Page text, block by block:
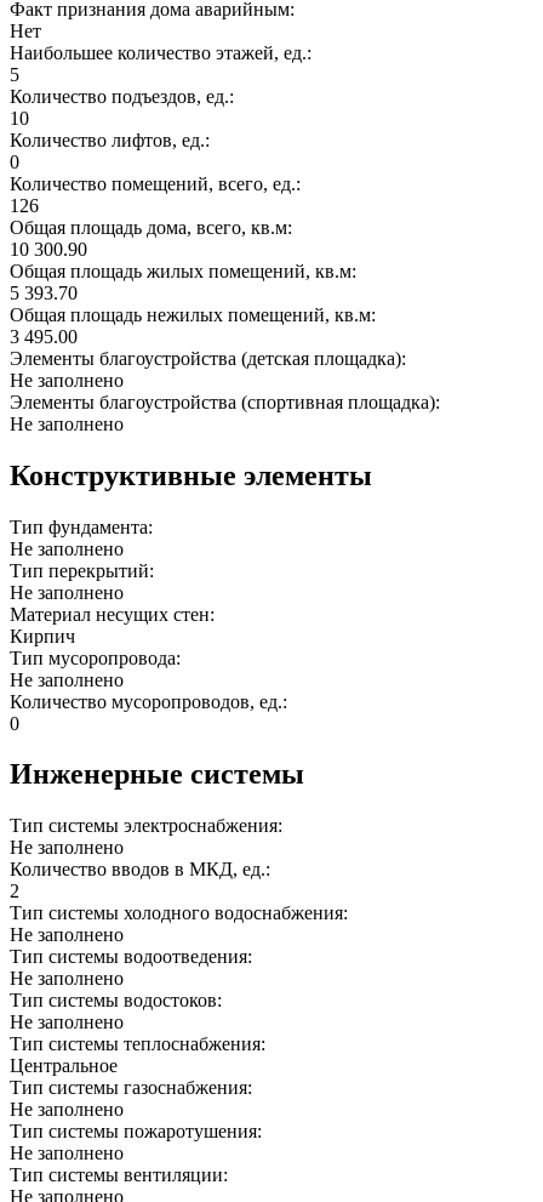
Факт признания дома аварийным:
Нет
Наибольшее количество этажей, ед.:
5
Количество подъездов, ед.:
10
Количество лифтов, ед.:
0
Количество помещений, всего, ед.:
126
Общая площадь дома, всего, кв.м:
10 300.90
Общая площадь жилых помещений, кв.м:
5 393.70
Общая площадь нежилых помещений, кв.м:
3 495.00
Элементы благоустройства (детская площадка):
Не заполнено
Элементы благоустройства (спортивная площадка):
Не заполнено
Конструктивные элементы
Тип фундамента:
Не заполнено
Тип перекрытий:
Не заполнено
Материал несущих стен:
Кирпич
Тип мусоропровода:
Не заполнено
Количество мусоропроводов, ед.:
0
Инженерные системы
Тип системы электроснабжения:
Не заполнено
Количество вводов в МКД, ед.:
2
Тип системы холодного водоснабжения:
Не заполнено
Тип системы водоотведения:
Не заполнено
Тип системы водостоков:
Не заполнено
Тип системы теплоснабжения:
Центральное
Тип системы газоснабжения:
Не заполнено
Тип системы пожаротушения:
Не заполнено
Тип системы вентиляции:
Не заполнено